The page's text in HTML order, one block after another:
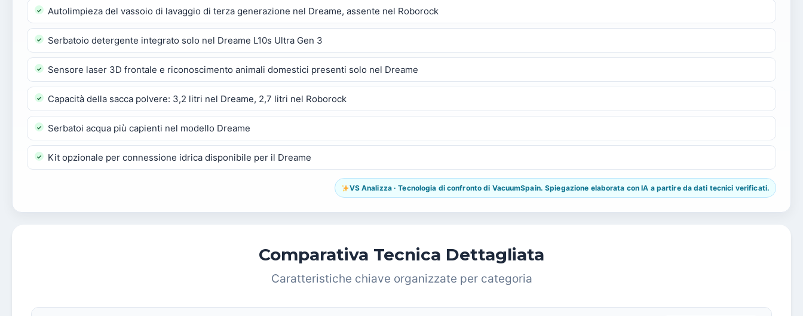
Autolimpieza del vassoio di lavaggio di terza generazione nel Dreame, assente nel Roborock
Serbatoio detergente integrato solo nel Dreame L10s Ultra Gen 3
Sensore laser 3D frontale e riconoscimento animali domestici presenti solo nel Dreame
Capacità della sacca polvere: 3,2 litri nel Dreame, 2,7 litri nel Roborock
Serbatoi acqua più capienti nel modello Dreame
Kit opzionale per connessione idrica disponibile per il Dreame
VS Analizza · Tecnologia di confronto di VacuumSpain. Spiegazione elaborata con IA a partire da dati tecnici verificati.
Comparativa Tecnica Dettagliata
Caratteristiche chiave organizzate per categoria